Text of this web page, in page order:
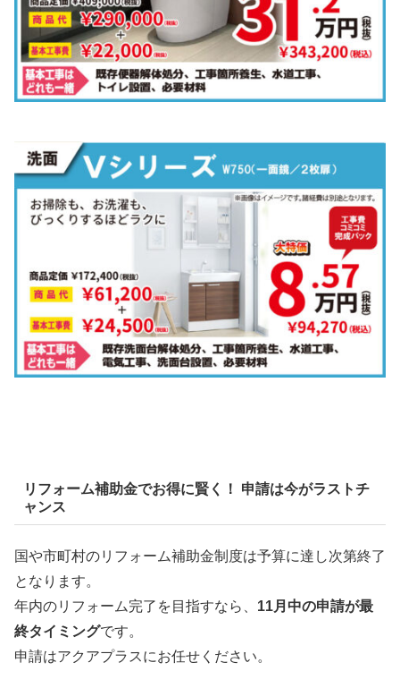
リフォーム補助金でお得に賢く！ 申請は今がラストチ
ャンス
国や市町村のリフォーム補助金制度は予算に達し次第終了
となります。
年内のリフォーム完了を目指すなら、 11月中の申請が最
終タイミングです。
申請はアクアプラスにお任せください。